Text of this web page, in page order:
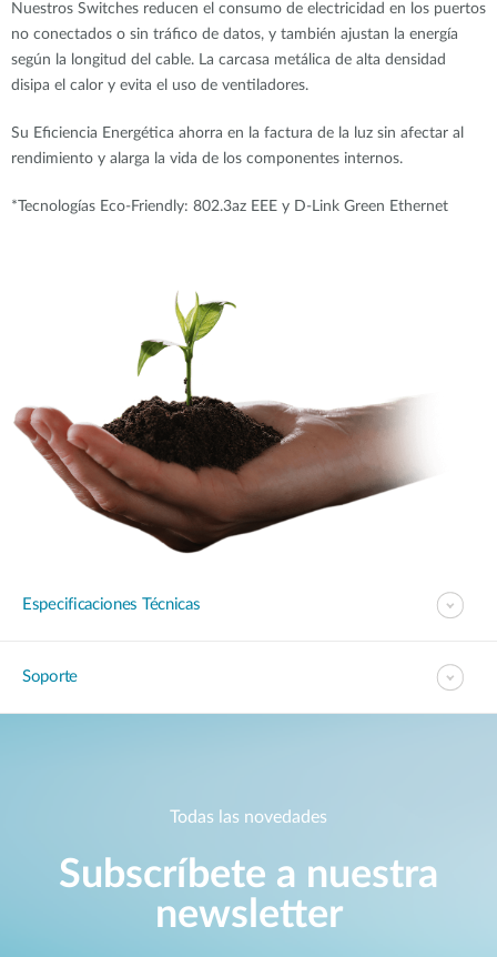
Nuestros Switches reducen el consumo de electricidad en los puertos
no conectados o sin tráfico de datos, y también ajustan la energía
según la longitud del cable. La carcasa metálica de alta densidad
disipa el calor y evita el uso de ventiladores.
Su Eficiencia Energética ahorra en la factura de la luz sin afectar al
rendimiento y alarga la vida de los componentes internos.
*Tecnologías Eco-Friendly: 802.3az EEE y D-Link Green Ethernet
Especificaciones Técnicas
Soporte
Todas las novedades
Subscríbete a nuestra
newsletter